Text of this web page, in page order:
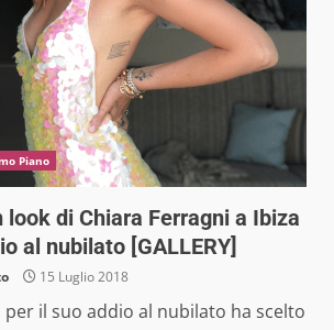
Piano
di Chiara Ferragni a Ibiza
al nubilato [GALLERY]
15 Luglio 2018
per il suo addio al nubilato ha scelto